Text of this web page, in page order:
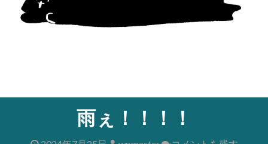
雨ぇ！！！！